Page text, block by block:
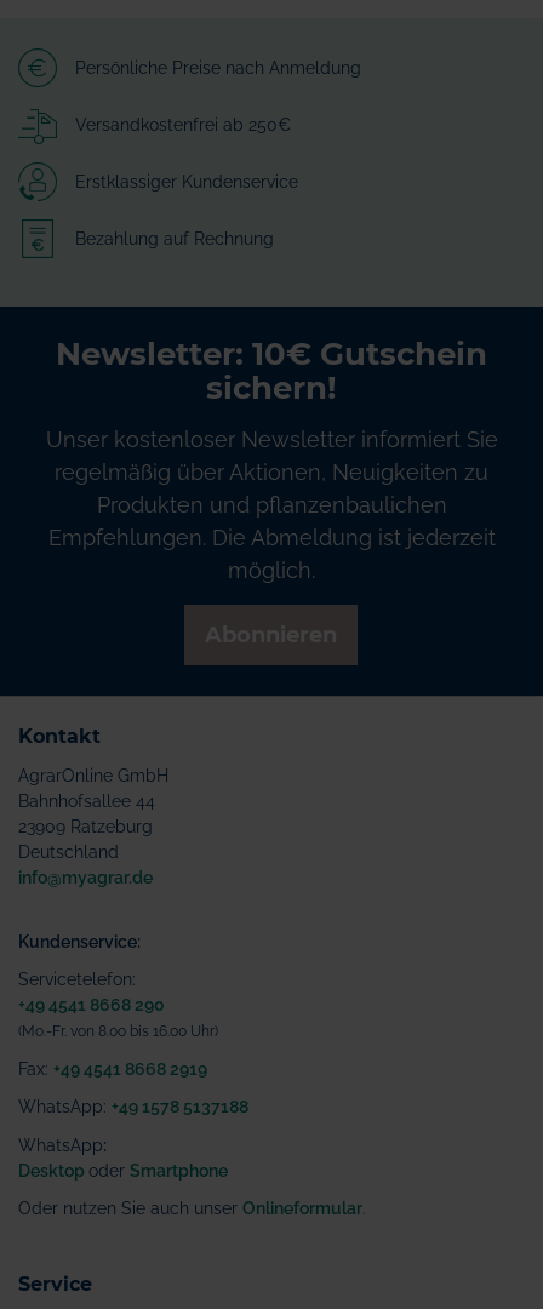
Persönliche Preise nach Anmeldung
Versandkostenfrei ab 250€
Erstklassiger Kundenservice
Bezahlung auf Rechnung
Newsletter: 10€ Gutschein
sichern!
Unser kostenloser Newsletter informiert Sie
regelmäßig über Aktionen, Neuigkeiten zu
Produkten und pflanzenbaulichen
Empfehlungen. Die Abmeldung ist jederzeit
möglich.
Kontakt
AgrarOnline GmbH
Bahnhofsallee 44
23909 Ratzeburg
Deutschland
info@myagrar.de
Kundenservice:
Servicetelefon:
+49 4541 8668 290
(Mo.-Fr. von 8.00 bis 16.00 Uhr)
Fax: +49 4541 8668 2919
WhatsApp: +49 1578 5137188
WhatsApp:
Desktop oder Smartphone
Oder nutzen Sie auch unser Onlineformular
Service